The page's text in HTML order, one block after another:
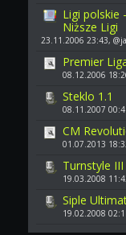
Ligi polskie
Niższe Ligi
23.11.2006 23:43,
Premier
08.12.2006
Steklo 1.1
08.11.2007
CM
01.07.2013
Turnstyle
19.03.2008
Siple
19.02.2008